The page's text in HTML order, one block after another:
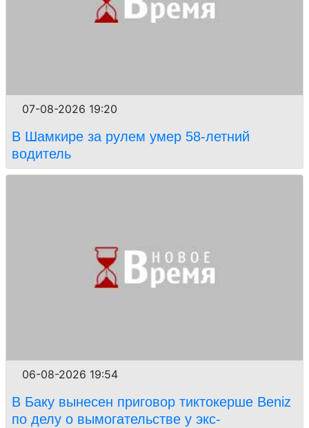
07-08-2026 19:20
В Шамкире за рулем умер 58-летний
водитель
06-08-2026 19:54
В Баку вынесен приговор тиктокерше Beniz
по делу о вымогательстве у экс-